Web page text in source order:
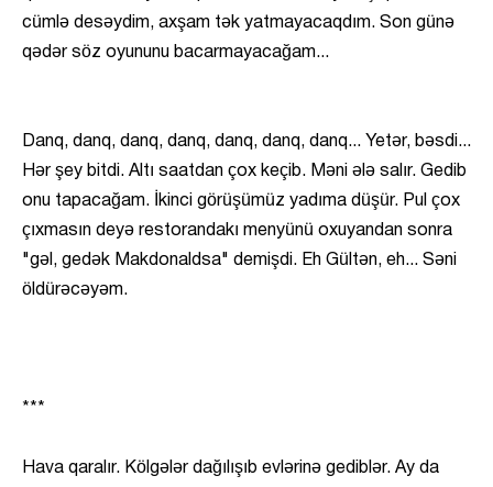
cümlə desəydim, axşam tək yatmayacaqdım. Son günə
qədər söz oyununu bacarmayacağam...
Danq, danq, danq, danq, danq, danq, danq... Yetər, bəsdi...
Hər şey bitdi. Altı saatdan çox keçib. Məni ələ salır. Gedib
onu tapacağam. İkinci görüşümüz yadıma düşür. Pul çox
çıxmasın deyə restorandakı menyünü oxuyandan sonra
"gəl, gedək Makdonaldsa" demişdi. Eh Gültən, eh... Səni
öldürəcəyəm.
***
Hava qaralır. Kölgələr dağılışıb evlərinə gediblər. Ay da